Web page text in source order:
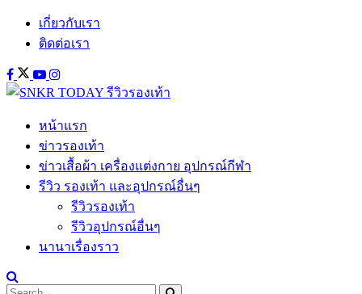
เกี่ยวกับเรา
ติดต่อเรา
หน้าแรก
ข่าวรองเท้า
ข่าวเสื้อผ้า เครื่องแต่งกาย อุปกรณ์กีฬา
รีวิว รองเท้า และอุปกรณ์อื่นๆ
รีวิวรองเท้า
รีวิวอุปกรณ์อื่นๆ
นานาเรื่องราว